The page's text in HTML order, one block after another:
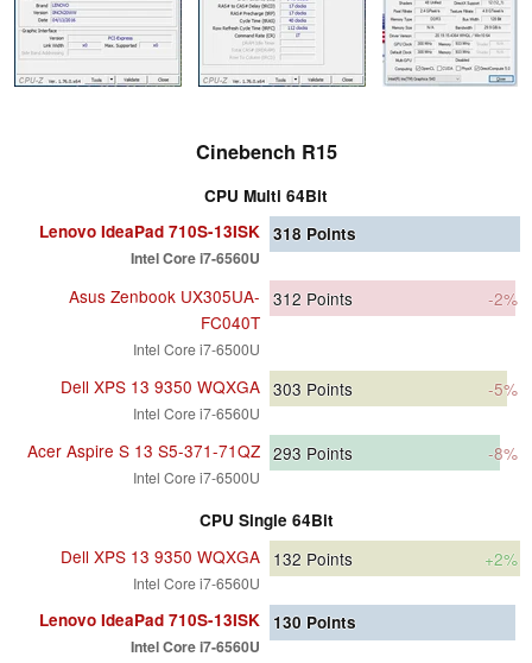
Cinebench R15
CPU Multi 64Bit
Lenovo IdeaPad 710S-13ISK
Intel Core i7-6560U
318 Points
Asus Zenbook UX305UA-
FC040T
Intel Core i7-6500U
312 Points -2%
Dell XPS 13 9350 WQXGA
Intel Core i7-6560U
303 Points -5%
Acer Aspire S 13 S5-371-71QZ
Intel Core i7-6500U
293 Points -8%
CPU Single 64Bit
Dell XPS 13 9350 WQXGA
Intel Core i7-6560U
132 Points +2%
Lenovo IdeaPad 710S-13ISK
Intel Core i7-6560U
130 Points